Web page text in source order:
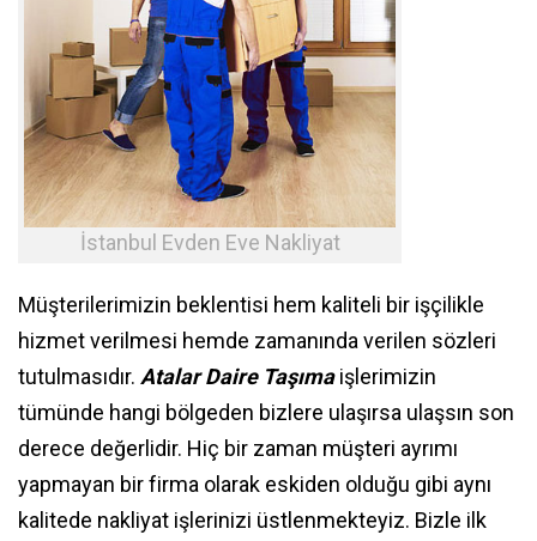
İstanbul Evden Eve Nakliyat
Müşterilerimizin beklentisi hem kaliteli bir işçilikle
hizmet verilmesi hemde zamanında verilen sözleri
tutulmasıdır. Atalar Daire Taşımaişlerimizin
tümünde hangi bölgeden bizlere ulaşırsa ulaşsın son
derece değerlidir. Hiç bir zaman müşteri ayrımı
yapmayan bir firma olarak eskiden olduğu gibi aynı
kalitede nakliyat işlerinizi üstlenmekteyiz. Bizle ilk